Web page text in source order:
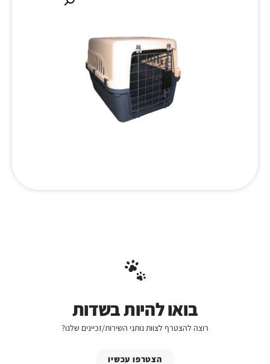
בואו להיות בשדות
רוצה להצטרף לצוות נותני השירות/זכיינים שלנו?
הצטרפו עכשיו